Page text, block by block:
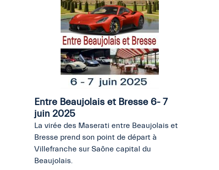
Entre Beaujolais et Bresse 6- 7
juin 2025
La virée des Maserati entre Beaujolais et
Bresse prend son point de départ à
Villefranche sur Saône capital du
Beaujolais.